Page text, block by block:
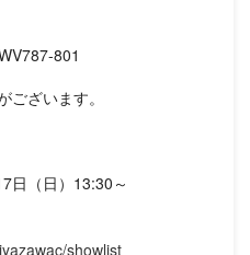
801
ございます。
日（日）13:30～
showlist